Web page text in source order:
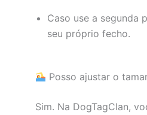
Caso use a segunda
seu próprio fecho.
Posso ajustar o
Sim. Na DogTagClan,